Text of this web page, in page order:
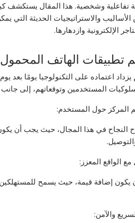
تفاعلية وشخصية. هذا المقال يستكشف
والاستراتيجيات الحديثة التي
الإلكترونية وازدهارها.
تطبيقات الهاتف المحمول
اعتماده على التكنولوجيا يومًا بعد
المستخدمين وتوقعاتهم، إلى
المركز حول المستخدم:
النجاح في هذا المجال، حيث يجب أن
مع الواقع المعزز:
يكون إضافة قيمة، حيث يسمح للمستهلكين
والآمن: